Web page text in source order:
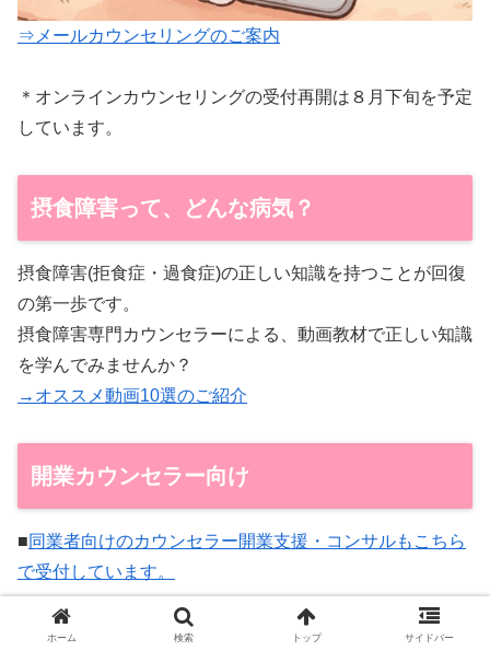
⇒メールカウンセリングのご案内
＊オンラインカウンセリングの受付再開は８月下旬を予定
しています。
摂食障害って、どんな病気？
摂食障害(拒食症・過食症)の正しい知識を持つことが回復
の第一歩です。
摂食障害専門カウンセラーによる、動画教材で正しい知識
を学んでみませんか？
→オススメ動画10選のご紹介
開業カウンセラー向け
■同業者向けのカウンセラー開業支援・コンサルもこちら
で受付しています。
ホーム 検索 トップ サイドバー